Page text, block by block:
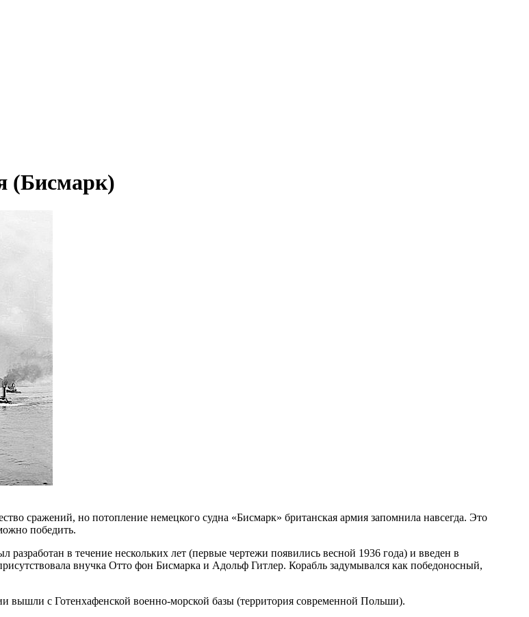
(Бисмарк)
сражений, но потопление немецкого судна «Бисмарк» британская армия запомнила навсегда. Это
победить.
в течение нескольких лет (первые чертежи появились весной 1936 года) и введен в
внучка Отто фон Бисмарка и Адольф Гитлер. Корабль задумывался как победоносный,
вышли с Готенхафенской военно-морской базы (территория современной Польши).